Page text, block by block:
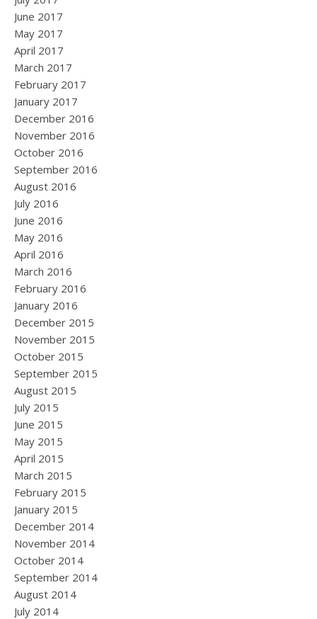
June 2017
May 2017
April 2017
March 2017
February 2017
January 2017
December 2016
November 2016
October 2016
September 2016
August 2016
July 2016
June 2016
May 2016
April 2016
March 2016
February 2016
January 2016
December 2015
November 2015
October 2015
September 2015
August 2015
July 2015
June 2015
May 2015
April 2015
March 2015
February 2015
January 2015
December 2014
November 2014
October 2014
September 2014
August 2014
July 2014